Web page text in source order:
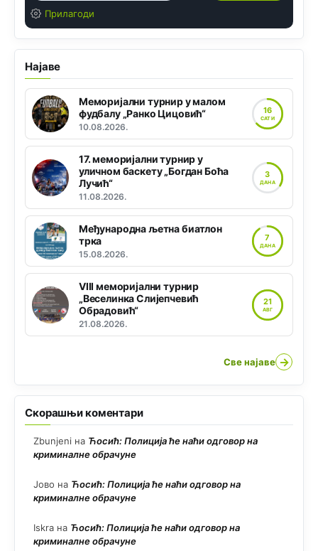
Прилагоди
Најаве
Меморијални турнир у малом
фудбалу „Ранко Цицовић“
10.08.2026.
16
САТИ
17. меморијални турнир у
уличном баскету „Богдан Боћа
Лучић“
11.08.2026.
3
ДАНА
Међународна љетна биатлон
трка
15.08.2026.
7
ДАНА
VIII меморијални турнир
„Веселинка Слијепчевић
Обрадовић“
21.08.2026.
21
АВГ
Све најаве →
Скорашњи коментари
Zbunjeni на Ћосић: Полиција ће наћи одговор на
криминалне обрачуне
Јово на Ћосић: Полиција ће наћи одговор на
криминалне обрачуне
Iskra на Ћосић: Полиција ће наћи одговор на
криминалне обрачуне